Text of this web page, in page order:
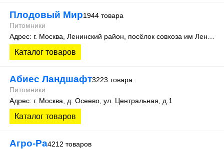
Плодовый Мир1944 товара
Питомники
Каталог товаров
Абиес Ландшафт3223 товара
Питомники
Адрес: г. Москва, д. Осеево, ул. Центральная, д.1
Каталог товаров
Агро-Ра4212 товаров